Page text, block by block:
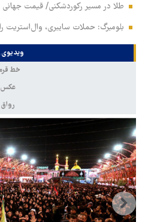
طلا در مسیر رکوردشکنی/ قیمت جهانی از ۴۲۶۰ دلار عبور
بلومبرگ: حملات سایبری، وال‌استریت
ویدیوی
خط
عکس
رواق